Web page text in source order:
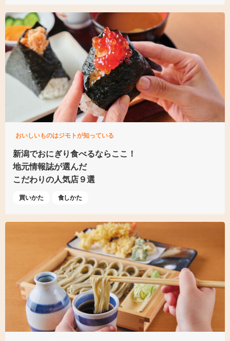
おいしいものはジモトが知っている
新潟でおにぎり食べるならここ！
地元情報誌が選んだ
こだわりの人気店９選
買いかた 食しかた